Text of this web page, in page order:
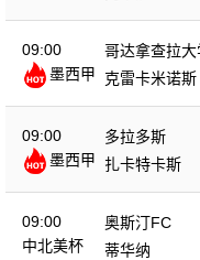
09:00
墨西甲
哥达拿查拉大
克雷卡米诺斯
09:00
墨西甲
多拉多斯
扎卡特卡斯
09:00
中北美杯
奥斯汀FC
蒂华纳